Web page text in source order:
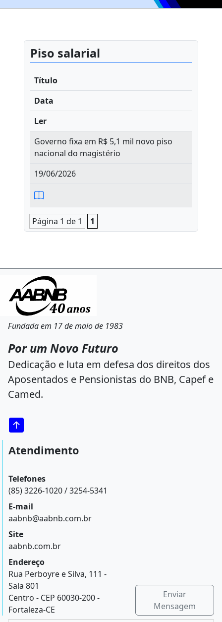
Piso salarial
Título
Data
Ler
Governo fixa em R$ 5,1 mil novo piso
nacional do magistério
19/06/2026
Página 1 de 1 1
Fundada em 17 de maio de 1983
Por um Novo Futuro
Dedicação e luta em defesa dos direitos dos
Aposentados e Pensionistas do BNB, Capef e
Camed.
Atendimento
Telefones
(85) 3226-1020 / 3254-5341
E-mail
aabnb@aabnb.com.br
Site
aabnb.com.br
Endereço
Rua Perboyre e Silva, 111 -
Sala 801
Centro - CEP 60030-200 -
Fortaleza-CE
Enviar
Mensagem